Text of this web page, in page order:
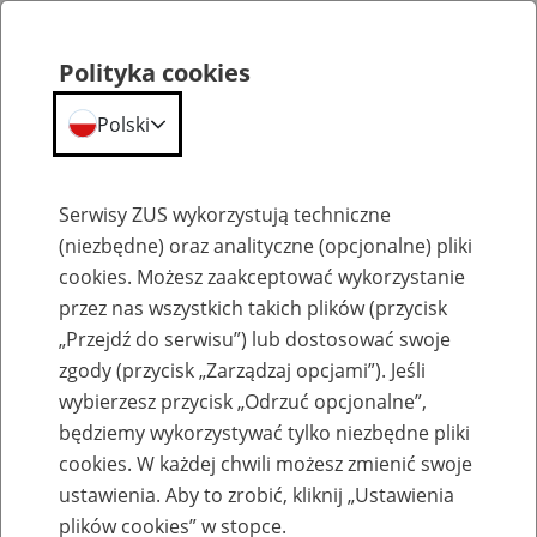
Emerytury
Baza zlikwidowanych lub
przekształconych zakładów pracy
Polityka cookies
Polski
Serwisy ZUS wykorzystują techniczne
(niezbędne) oraz analityczne (opcjonalne) pliki
cookies. Możesz zaakceptować wykorzystanie
przez nas wszystkich takich plików (przycisk
„Przejdź do serwisu”) lub dostosować swoje
zgody (przycisk „Zarządzaj opcjami”). Jeśli
wybierzesz przycisk „Odrzuć opcjonalne”,
będziemy wykorzystywać tylko niezbędne pliki
cookies. W każdej chwili możesz zmienić swoje
ustawienia. Aby to zrobić, kliknij „Ustawienia
plików cookies” w stopce.